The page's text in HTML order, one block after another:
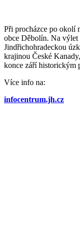
Při procházce po okolí
obce Děbolín. Na výlet
Jindřichohradeckou
krajinou České
konce září historickým
Více info na:
infocentrum.jh.cz